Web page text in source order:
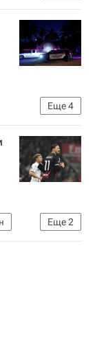
Еще4
Еще2